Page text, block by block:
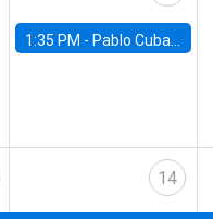
1:35 PM - Pablo Cuba, FED Board
14